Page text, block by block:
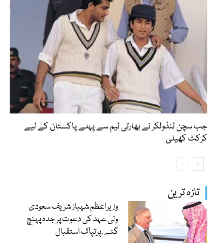
تازہ ترین
وزیراعظم شہباز شریف سعودی
ولی عہد کی دعوت پر جدہ پہنچ
گئے ،پرتپاک استقبال
جب سچن ٹنڈولکر نے بھارتی ٹیم سے پہلے پاکستان کے لیے
کرکٹ کھیلی